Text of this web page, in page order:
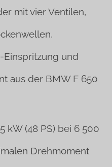
mit vier Ventilen,
und
aus der BMW F 650
kW (48 PS) bei 6 500
Drehmoment